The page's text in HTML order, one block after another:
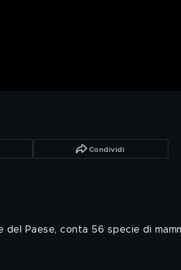
Condividi
Paese, conta 56 specie di